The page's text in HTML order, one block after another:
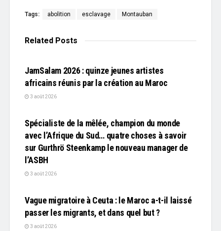
Tags: abolition esclavage Montauban
Related Posts
JamSalam 2026 : quinze jeunes artistes
africains réunis par la création au Maroc
3 août 2026
Spécialiste de la mêlée, champion du monde
avec l’Afrique du Sud… quatre choses à savoir
sur Gurthrö Steenkamp le nouveau manager de
l’ASBH
3 août 2026
Vague migratoire à Ceuta : le Maroc a-t-il laissé
passer les migrants, et dans quel but ?
3 août 2026